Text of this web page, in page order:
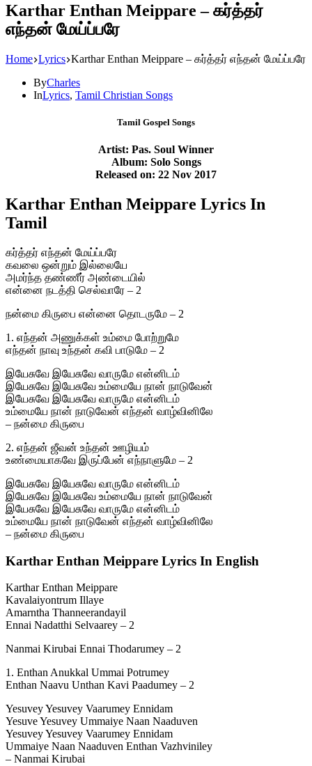
Karthar Enthan Meippare – கர்த்தர்
எந்தன் மேய்ப்பரே
Home Lyrics Karthar Enthan Meippare – கர்த்தர் எந்தன் மேய்ப்பரே
ByCharles
InLyrics, Tamil Christian Songs
Tamil Gospel Songs
Artist: Pas. Soul Winner
Album: Solo Songs
Released on: 22 Nov 2017
Karthar Enthan Meippare Lyrics In
Tamil
கர்த்தர் எந்தன் மேய்ப்பரே
கவலை ஒன்றும் இல்லையே
அமர்ந்த தண்ணீர் அண்டையில்
என்னை நடத்தி செல்வாரே – 2
நன்மை கிருபை என்னை தொடருமே – 2
1. எந்தன் அணுக்கள் உம்மை போற்றுமே
எந்தன் நாவு உந்தன் கவி பாடுமே – 2
இயேசுவே இயேசுவே வாருமே என்னிடம்
இயேசுவே இயேசுவே உம்மையே நான் நாடுவேன்
இயேசுவே இயேசுவே வாருமே என்னிடம்
உம்மையே நான் நாடுவேன் எந்தன் வாழ்வினிலே
– நன்மை கிருபை
2. எந்தன் ஜீவன் உந்தன் ஊழியம்
உண்மையாகவே இருப்பேன் எந்நாளுமே – 2
இயேசுவே இயேசுவே வாருமே என்னிடம்
இயேசுவே இயேசுவே உம்மையே நான் நாடுவேன்
இயேசுவே இயேசுவே வாருமே என்னிடம்
உம்மையே நான் நாடுவேன் எந்தன் வாழ்வினிலே
– நன்மை கிருபை
Karthar Enthan Meippare Lyrics In English
Karthar Enthan Meippare
Kavalaiyontrum Illaye
Amarntha Thanneerandayil
Ennai Nadatthi Selvaarey – 2
Nanmai Kirubai Ennai Thodarumey – 2
1. Enthan Anukkal Ummai Potrumey
Enthan Naavu Unthan Kavi Paadumey – 2
Yesuvey Yesuvey Vaarumey Ennidam
Yesuve Yesuvey Ummaiye Naan Naaduven
Yesuvey Yesuvey Vaarumey Ennidam
Ummaiye Naan Naaduven Enthan Vazhviniley
– Nanmai Kirubai